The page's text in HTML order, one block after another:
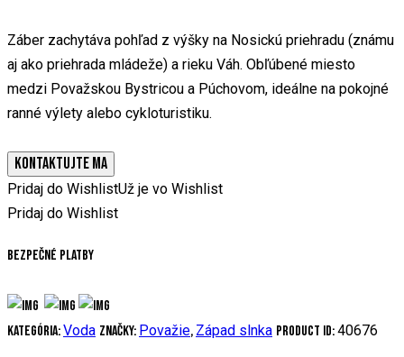
Záber zachytáva pohľad z výšky na Nosickú priehradu (známu
aj ako priehrada mládeže) a rieku Váh. Obľúbené miesto
medzi Považskou Bystricou a Púchovom, ideálne na pokojné
ranné výlety alebo cykloturistiku.
KONTAKTUJTE MA
Pridaj do WishlistUž je vo Wishlist
Pridaj do Wishlist
Bezpečné platby
Kategória:Voda Značky: Považie, Západ slnka Product ID:40676